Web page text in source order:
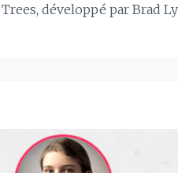
développé par Brad